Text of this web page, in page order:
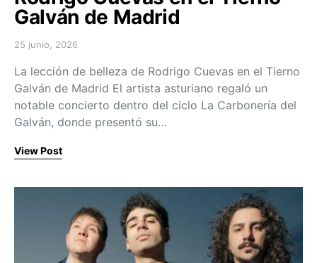
Galván de Madrid
Posted on
25 junio, 2026
La lección de belleza de Rodrigo Cuevas en el Tierno
Galván de Madrid El artista asturiano regaló un
notable concierto dentro del ciclo La Carbonería del
Galván, donde presentó su…
View Post